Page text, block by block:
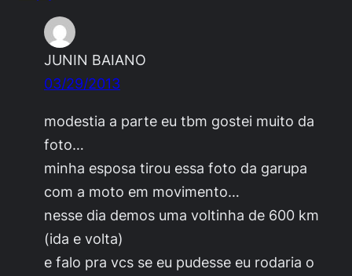
JUNIN BAIANO
03/29/2013
modestia a parte eu tbm gostei muito da
foto…
minha esposa tirou essa foto da garupa
com a moto em movimento…
nesse dia demos uma voltinha de 600 km
(ida e volta)
e falo pra vcs se eu pudesse eu rodaria o